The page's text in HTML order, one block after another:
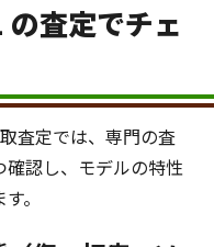
査定でチェ
査定では、専門の査
認し、モデルの特性
。